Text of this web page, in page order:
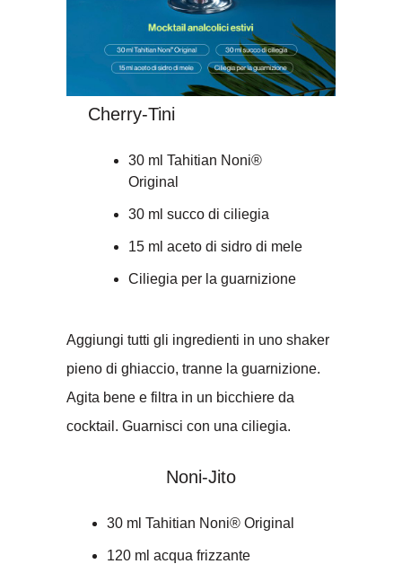
Cherry-Tini
30 ml Tahitian Noni®
Original
30 ml succo di ciliegia
15 ml aceto di sidro di mele
Ciliegia per la guarnizione
Aggiungi tutti gli ingredienti in uno shaker
pieno di ghiaccio, tranne la guarnizione.
Agita bene e filtra in un bicchiere da
cocktail. Guarnisci con una ciliegia.
Noni-Jito
30 ml Tahitian Noni® Original
120 ml acqua frizzante